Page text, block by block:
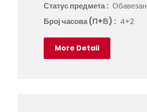
Статус предмета : Обавезан
Број часова (П+В) : 4+2
More Detail